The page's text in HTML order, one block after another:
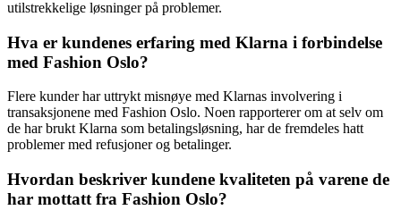
utilstrekkelige løsninger på problemer.
Hva er kundenes erfaring med Klarna i forbindelse
med Fashion Oslo?
Flere kunder har uttrykt misnøye med Klarnas involvering i
transaksjonene med Fashion Oslo. Noen rapporterer om at selv om
de har brukt Klarna som betalingsløsning, har de fremdeles hatt
problemer med refusjoner og betalinger.
Hvordan beskriver kundene kvaliteten på varene de
har mottatt fra Fashion Oslo?